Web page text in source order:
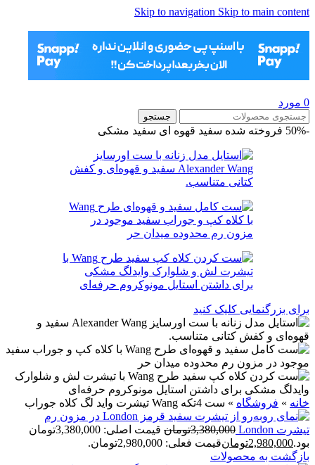
Skip to navigation Skip to main content
0 مورد
جستجو
-50% فروخته شده سفید قهوه ای سفید مشکی
برای بزرگنمایی کلیک کنید
خانه » فروشگاه » ست 4تکه Wang تيشرت وايد لگ کلاه جوراب
تيشرت London 3,380,000تومان
قیمت اصلی: 3,380,000تومان
بود.2,980,000تومانقیمت فعلی: 2,980,000تومان.
بازگشت به محصولات